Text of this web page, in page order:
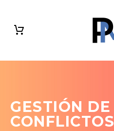
GESTIÓN DE
CONFLICTOS